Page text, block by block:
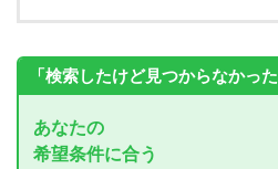
「検索したけど見つからなかった
あなたの
希望条件に合う